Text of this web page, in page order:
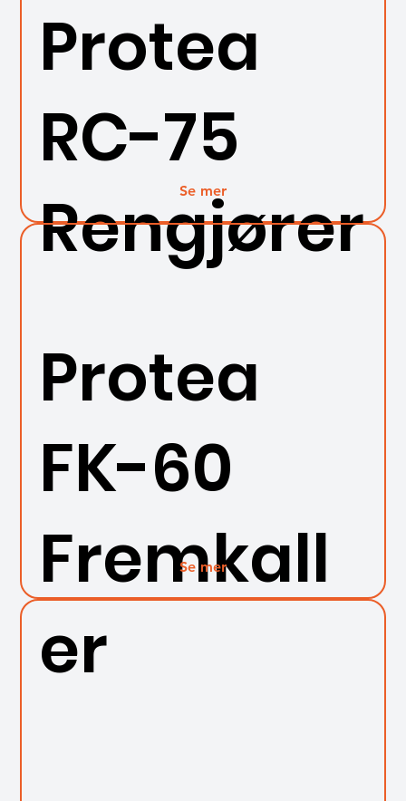
Protea
RC-75
Rengjører
Se mer
Protea
FK-60
Fremkall
er
Se mer